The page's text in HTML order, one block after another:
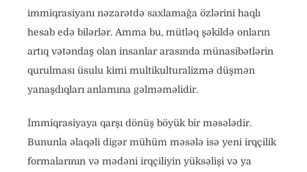
immiqrasiyanı nəzarətdə saxlamağa özlərini haqlı
hesab edə bilərlər. Amma bu, mütləq şəkildə onların
artıq vətəndaş olan insanlar arasında münasibətlərin
qurulması üsulu kimi multikulturalizmə düşmən
yanaşdıqları anlamına gəlməməlidir.
İmmiqrasiyaya qarşı dönüş böyük bir məsələdir.
Bununla əlaqəli digər mühüm məsələ isə yeni irqçilik
formalarının və mədəni irqçiliyin yüksəlişi və ya